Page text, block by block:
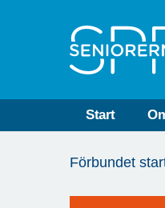
Start
är
Förbundet